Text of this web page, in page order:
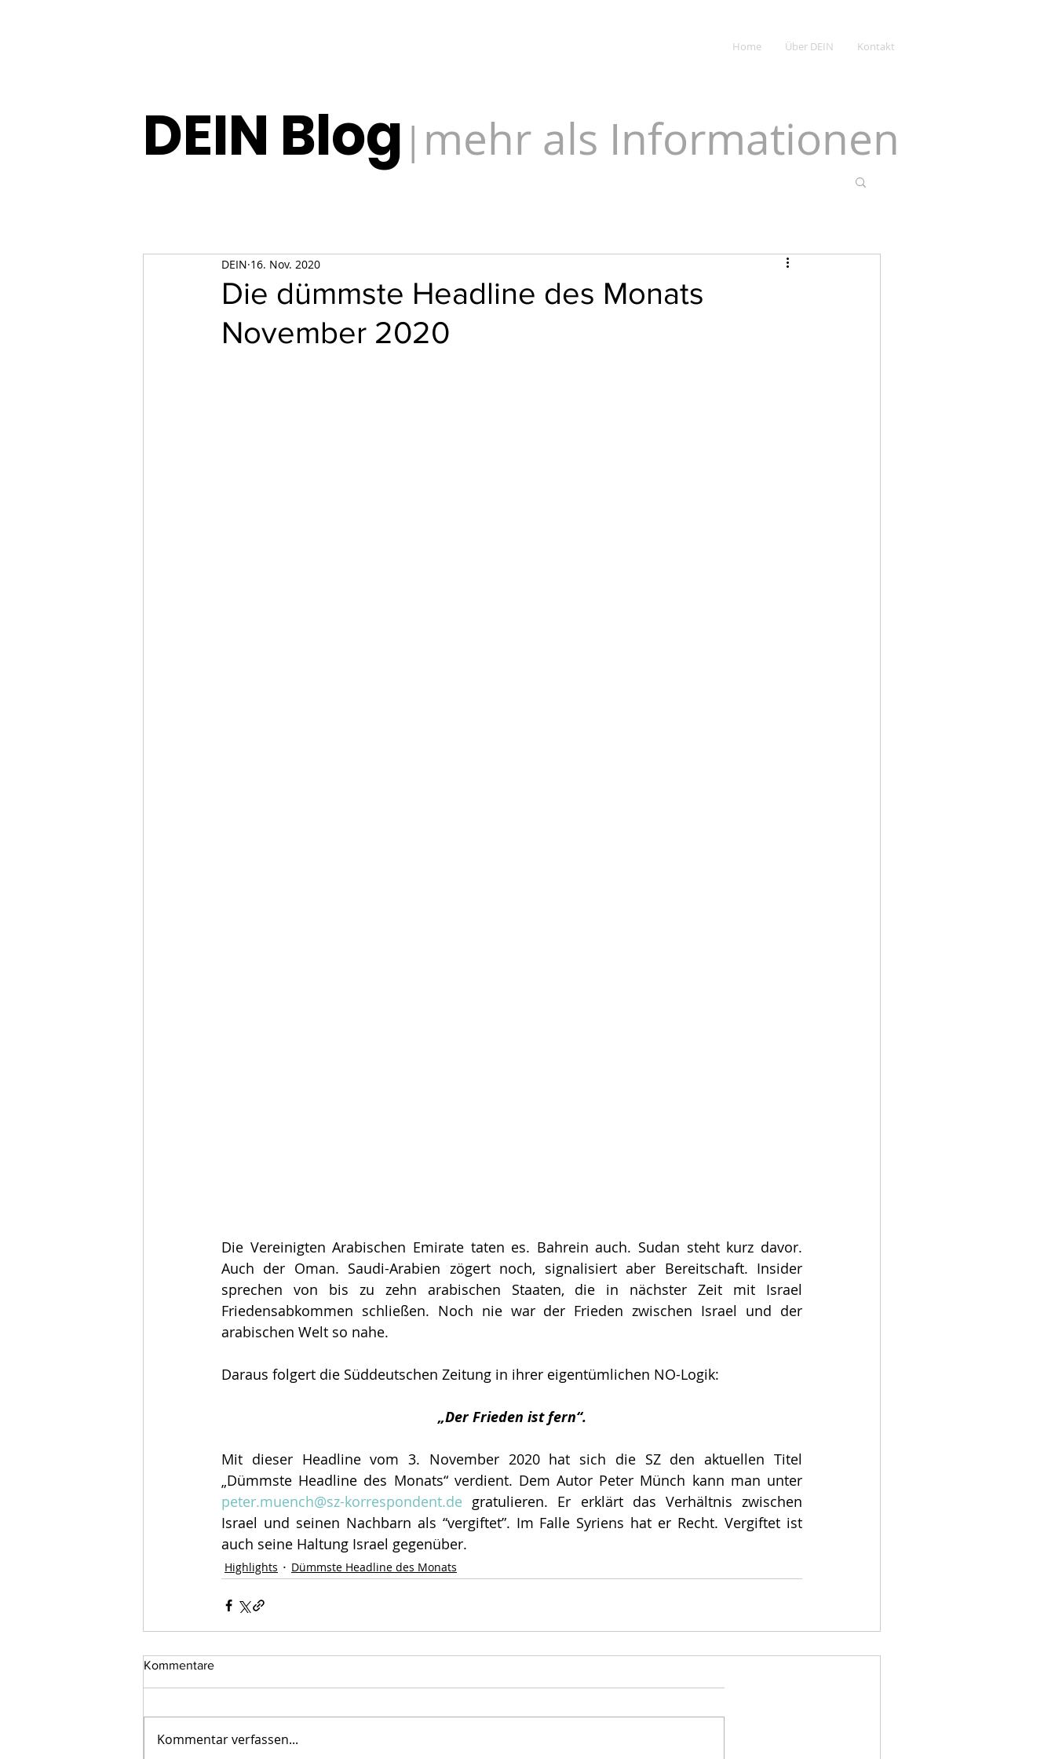
Home Über DEIN Kontakt
DEIN Blog | mehr als Informationen
Die dümmste Headline des Monats
November 2020
DEIN 16. Nov. 2020
Die Vereinigten Arabischen Emirate taten es. Bahrein auch. Sudan steht kurz davor.
Auch der Oman. Saudi-Arabien zögert noch, signalisiert aber Bereitschaft. Insider
sprechen von bis zu zehn arabischen Staaten, die in nächster Zeit mit Israel
Friedensabkommen schließen. Noch nie war der Frieden zwischen Israel und der
arabischen Welt so nahe.
Daraus folgert die Süddeutschen Zeitung in ihrer eigentümlichen NO-Logik:
„Der Frieden ist fern“.
Mit dieser Headline vom 3. November 2020 hat sich die SZ den aktuellen Titel
peter.muench@sz-korrespondent.de gratulieren. Er erklärt das Verhältnis zwischen
Israel und seinen Nachbarn als “vergiftet”. Im Falle Syriens hat er Recht. Vergiftet ist
auch seine Haltung Israel gegenüber.
Highlights Dümmste Headline des Monats
Kommentare
Kommentar verfassen...